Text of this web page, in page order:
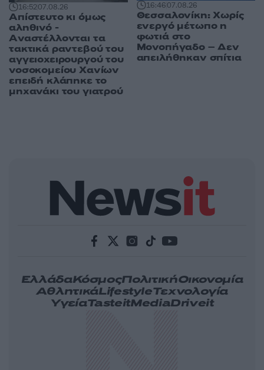
16:5207.08.26
Απίστευτο κι όμως
αληθινό -
Aναστέλλονται τα
τακτικά ραντεβού του
αγγειοχειρουργού του
νοσοκομείου Χανίων
επειδή κλάπηκε το
μηχανάκι του γιατρού
16:4607.08.26
Θεσσαλονίκη: Χωρίς
ενεργό μέτωπο η
φωτιά στο
Μονοπήγαδο – Δεν
απειλήθηκαν σπίτια
ΕλλάδαΚόσμοςΠολιτικήΟικονομία
ΑθλητικάLifestyleΤεχνολογία
ΥγείαTasteitMediaDriveit